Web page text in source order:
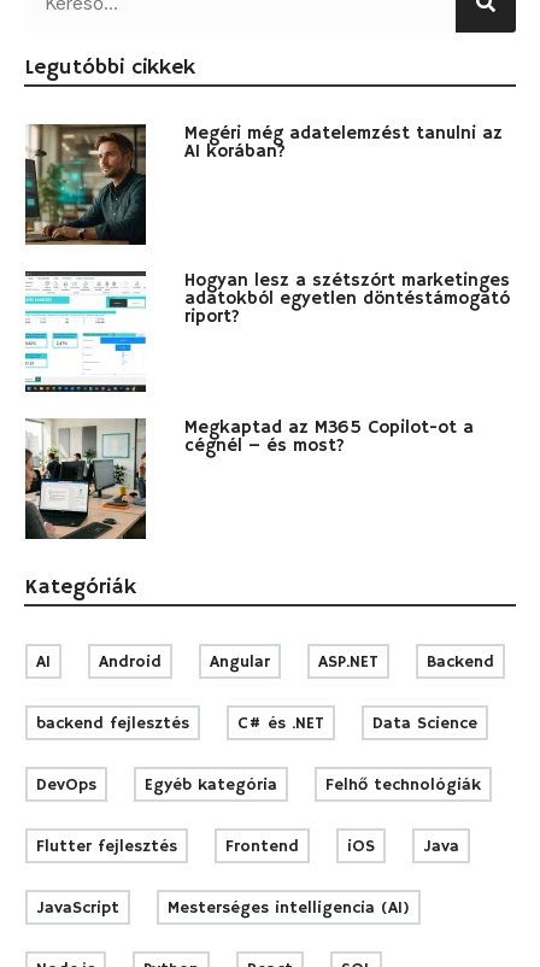
Legutóbbi cikkek
Megéri még adatelemzést tanulni az
AI korában?
Hogyan lesz a szétszórt marketinges
adatokból egyetlen döntéstámogató
riport?
Megkaptad az M365 Copilot-ot a
cégnél – és most?
Kategóriák
AI Android Angular ASP.NET Backend
backend fejlesztés C# és .NET Data Science
DevOps Egyéb kategória Felhő technológiák
Flutter fejlesztés Frontend iOS Java
JavaScript Mesterséges intelligencia (AI)